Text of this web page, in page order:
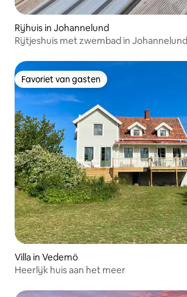
Rijhuis in Johannelund
Rijtjeshuis met zwembad in Johannelund
Favoriet van gasten
Favoriet van gasten
Villa in Vedemö
Heerlijk huis aan het meer